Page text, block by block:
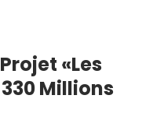
«Les
Millions